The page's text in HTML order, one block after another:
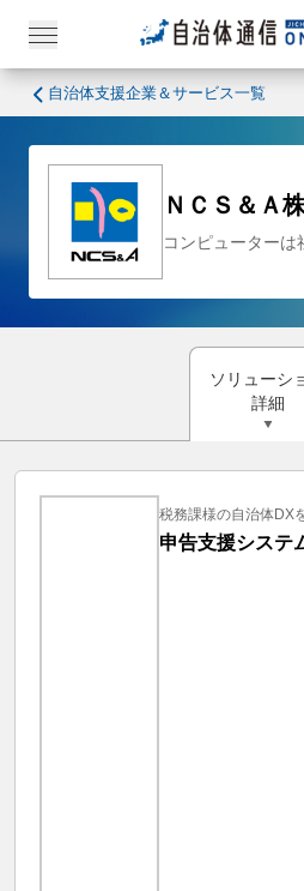
自治体支援企業＆サービス一覧
ＮＣＳ＆Ａ
コンピューターは
ソリューシ
詳細
税務課様の自治体DX
申告支援システ